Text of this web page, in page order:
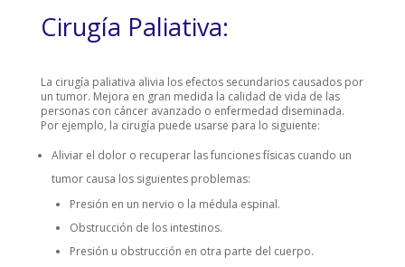
Cirugía Paliativa:
La cirugía paliativa alivia los efectos secundarios causados por
un tumor. Mejora en gran medida la calidad de vida de las
personas con cáncer avanzado o enfermedad diseminada.
Por ejemplo, la cirugía puede usarse para lo siguiente:
Aliviar el dolor o recuperar las funciones físicas cuando un
tumor causa los siguientes problemas:
Presión en un nervio o la médula espinal.
Obstrucción de los intestinos.
Presión u obstrucción en otra parte del cuerpo.